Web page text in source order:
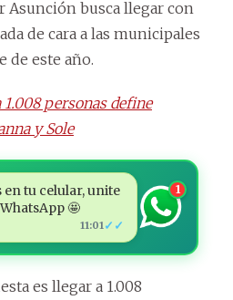
Asunción busca llegar con
de cara a las municipales
de este año.
1.008 personas define
y Sole
en tu celular, unite
🤩
11:01 ✓✓
1
es llegar a 1.008